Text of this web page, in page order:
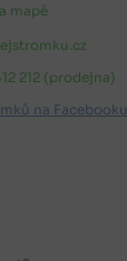
mapě
212 (prodejna)
na Facebooku